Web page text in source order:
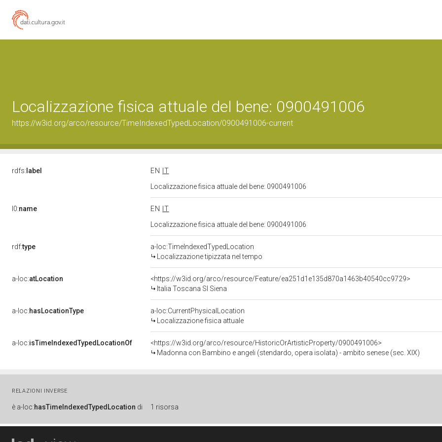
Localizzazione fisica attuale del bene: 0900491006
https://w3id.org/arco/resource/TimeIndexedTypedLocation/0900491006-current
rdfs: label EN
IT
Localizzazione fisica attuale del bene: 0900491006
l0:name EN
IT
Localizzazione fisica attuale del bene: 0900491006
rdf:type
a-loc:TimeIndexedTypedLocation
Localizzazione tipizzata nel tempo
a-loc:atLocation
<https://w3id.org/arco/resource/Feature/ea251d1e135d870a1463b40540cc9729>
Italia Toscana SI Siena
a-loc:hasLocationType
a-loc:CurrentPhysicalLocation
Localizzazione fisica attuale
a-loc:isTimeIndexedTypedLocationOf
<https://w3id.org/arco/resource/HistoricOrArtisticProperty/0900491006>
Madonna con Bambino e angeli (stendardo, opera isolata) - ambito senese (sec. XIX)
RELAZIONI INVERSE
è a-loc:hasTimeIndexedTypedLocation di 1 risorsa